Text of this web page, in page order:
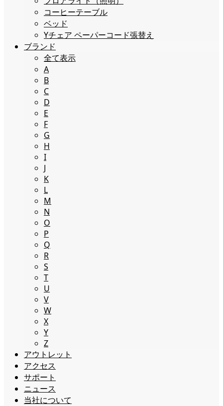
コーヒーテーブル
ベッド
Yチェア ペーパーコード張替え
ブランド
全て表示
A
B
C
D
E
F
G
H
I
J
K
L
M
N
O
P
Q
R
S
T
U
V
W
X
Y
Z
アウトレット
アクセス
サポート
ニュース
当社について